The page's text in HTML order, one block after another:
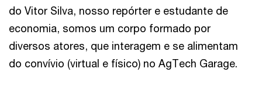
do Vitor Silva, nosso repórter e estudante de
economia, somos um corpo formado por
diversos atores, que interagem e se alimentam
do convívio (virtual e físico) no AgTech Garage.